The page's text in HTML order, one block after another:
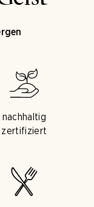
nachhaltig
zertifiziert